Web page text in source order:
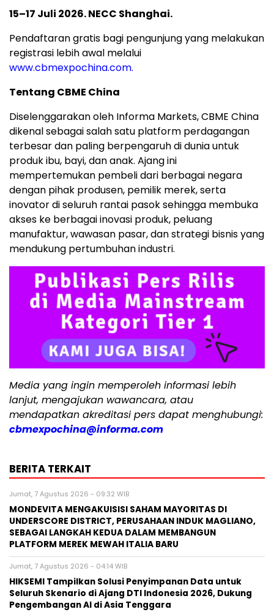
15–17 Juli 2026. NECC Shanghai.
Pendaftaran gratis bagi pengunjung yang melakukan
registrasi lebih awal melalui
www.cbmexpochina.com.
Tentang CBME China
Diselenggarakan oleh Informa Markets, CBME China
dikenal sebagai salah satu platform perdagangan
terbesar dan paling berpengaruh di dunia untuk
produk ibu, bayi, dan anak. Ajang ini
mempertemukan pembeli dari berbagai negara
dengan pihak produsen, pemilik merek, serta
inovator di seluruh rantai pasok sehingga membuka
akses ke berbagai inovasi produk, peluang
manufaktur, wawasan pasar, dan strategi bisnis yang
mendukung pertumbuhan industri.
Media yang ingin memperoleh informasi lebih
lanjut, mengajukan wawancara, atau
mendapatkan akreditasi pers dapat menghubungi:
cbmexpochina@informa.com
BERITA TERKAIT
Jumat, 7 Agustus 2026 - 09:32 WIB
MONDEVITA MENGAKUISISI SAHAM MAYORITAS DI
UNDERSCORE DISTRICT, PERUSAHAAN INDUK MAGLIANO,
SEBAGAI LANGKAH KEDUA DALAM MEMBANGUN
PLATFORM MEREK MEWAH ITALIA BARU
Jumat, 7 Agustus 2026 - 04:14 WIB
HIKSEMI Tampilkan Solusi Penyimpanan Data untuk
Seluruh Skenario di Ajang DTI Indonesia 2026, Dukung
Pengembangan AI di Asia Tenggara